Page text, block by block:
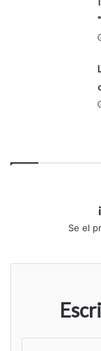
Se el